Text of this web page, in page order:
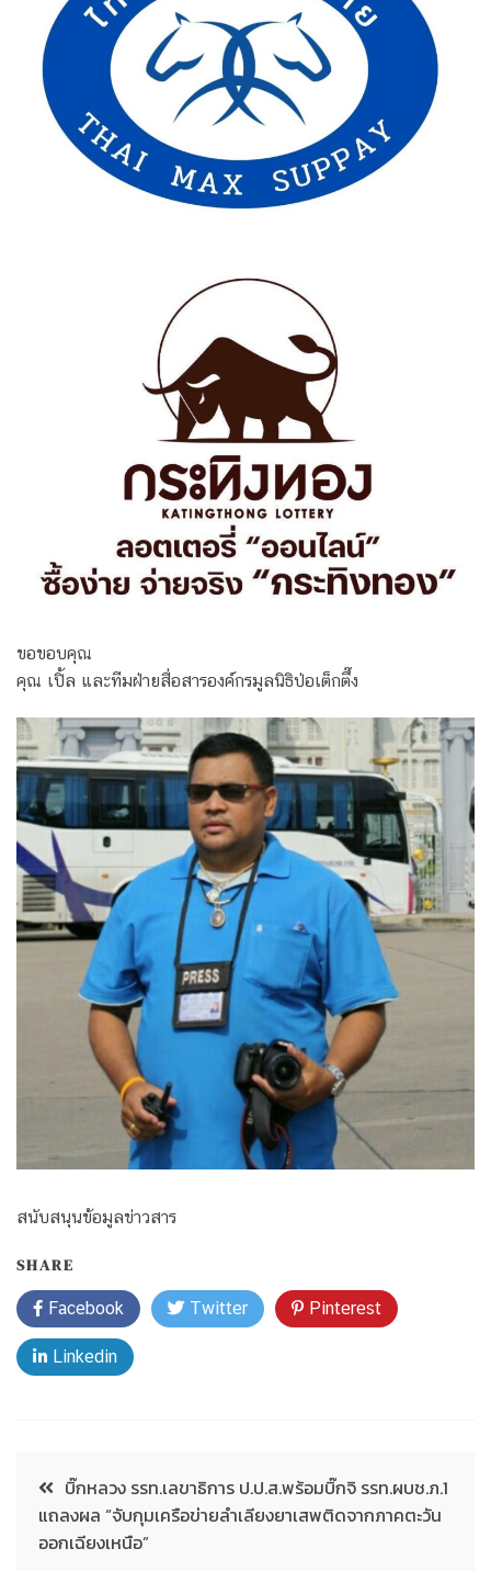
ขอขอบคุณ
คุณ เปิ้ล และทีมฝ่ายสื่อสารองค์กรมูลนิธิป่อเต็กตึ๊ง
สนับสนุนข้อมูลข่าวสาร
SHARE
Facebook Twitter Pinterest
Linkedin
บิ๊กหลวง รรท.เลขาธิการ ป.ป.ส.พร้อมบิ๊กจิ รรท.ผบช.ภ.1
แถลงผล “จับกุมเครือข่ายลำเลียงยาเสพติดจากภาคตะวัน
ออกเฉียงเหนือ”